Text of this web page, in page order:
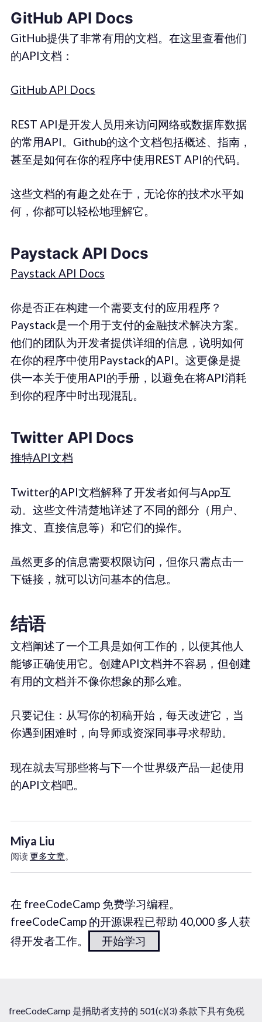
GitHub API Docs
GitHub提供了非常有用的文档。在这里查看他们
的API文档：
GitHub API Docs
REST API是开发人员用来访问网络或数据库数据
的常用API。Github的这个文档包括概述、指南，
甚至是如何在你的程序中使用REST API的代码。
这些文档的有趣之处在于，无论你的技术水平如
何，你都可以轻松地理解它。
Paystack API Docs
Paystack API Docs
你是否正在构建一个需要支付的应用程序？
Paystack是一个用于支付的金融技术解决方案。
他们的团队为开发者提供详细的信息，说明如何
在你的程序中使用Paystack的API。这更像是提
供一本关于使用API的手册，以避免在将API消耗
到你的程序中时出现混乱。
Twitter API Docs
推特API文档
Twitter的API文档解释了开发者如何与App互
动。这些文件清楚地详述了不同的部分（用户、
推文、直接信息等）和它们的操作。
虽然更多的信息需要权限访问，但你只需点击一
下链接，就可以访问基本的信息。
结语
文档阐述了一个工具是如何工作的，以便其他人
能够正确使用它。创建API文档并不容易，但创建
有用的文档并不像你想象的那么难。
只要记住：从写你的初稿开始，每天改进它，当
你遇到困难时，向导师或资深同事寻求帮助。
现在就去写那些将与下一个世界级产品一起使用
的API文档吧。
Miya Liu
阅读更多文章。
在 freeCodeCamp 免费学习编程。
freeCodeCamp 的开源课程已帮助 40,000 多人获
得开发者工作。
开始学习
freeCodeCamp 是捐助者支持的 501(c)(3) 条款下具有免税